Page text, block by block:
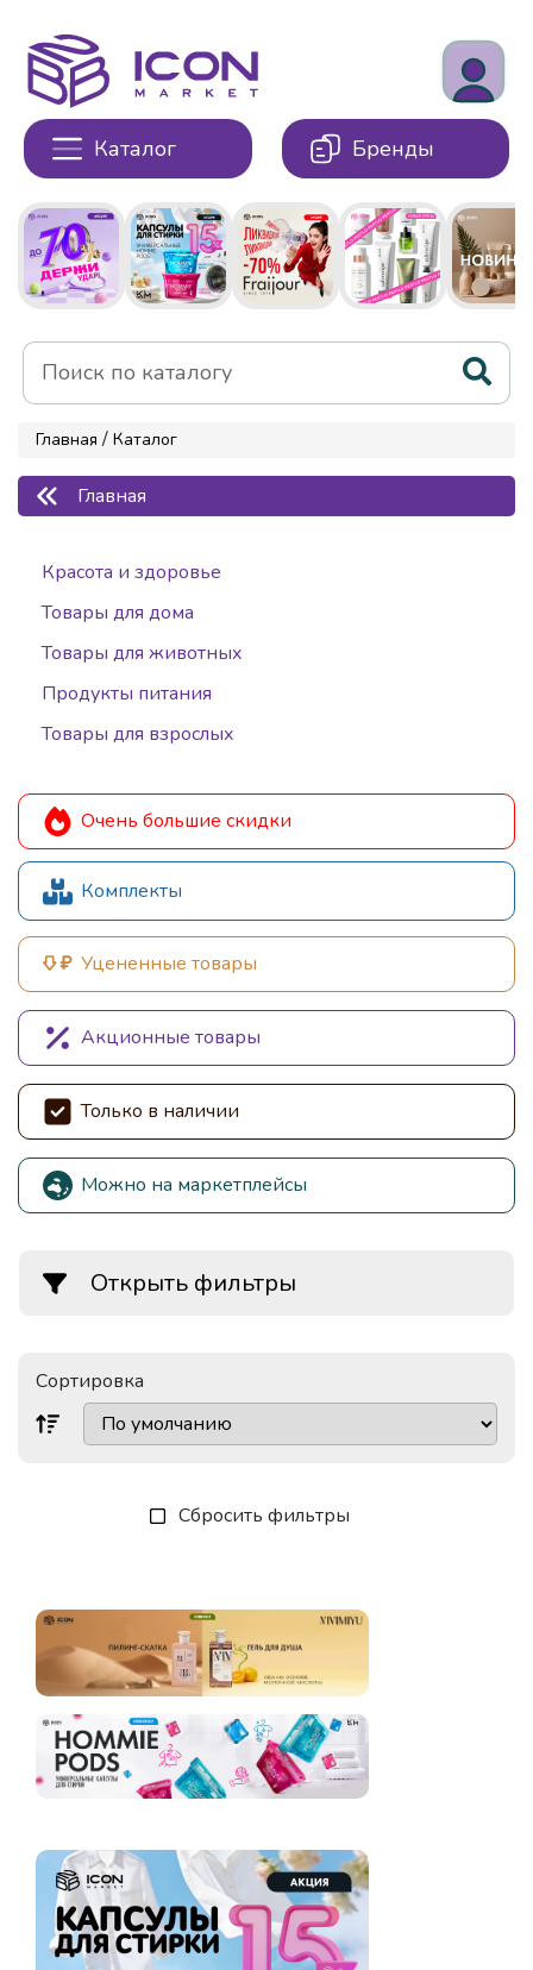
Каталог Бренды
Главная / Каталог
Главная
Красота и здоровье
Товары для дома
Товары для животных
Продукты питания
Товары для взрослых
Очень большие скидки
Комплекты
Уцененные товары
Акционные товары
Только в наличии
Можно на маркетплейсы
Открыть фильтры
Сортировка
Сбросить фильтры